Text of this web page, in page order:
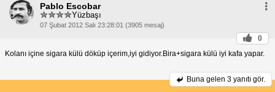
Pablo Escobar
Yüzbaşı
07 Şubat 2012 Salı 23:28:01 (3905 mesaj)
0
Kolanı içine sigara külü döküp içerim,iyi gidiyor.Bira+sigara külü iyi kafa yapar.
Buna gelen 3 yanıtı gör.